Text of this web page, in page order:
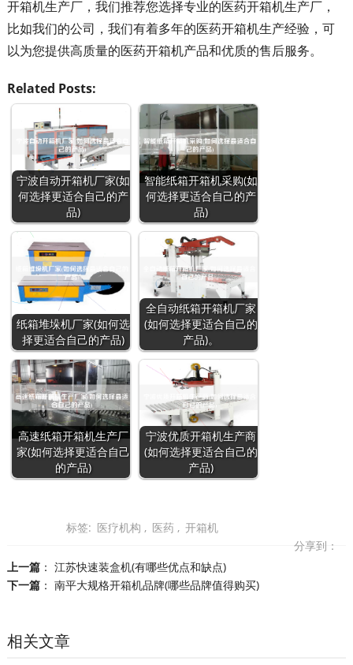
开箱机生产厂，我们推荐您选择专业的医药开箱机生产厂，
比如我们的公司，我们有着多年的医药开箱机生产经验，可
以为您提供高质量的医药开箱机产品和优质的售后服务。
Related Posts:
宁波自动开箱机厂家(如
何选择更适合自己的产
品)
智能纸箱开箱机采购(如
何选择更适合自己的产
品)
纸箱堆垛机厂家(如何选
择更适合自己的产品)
全自动纸箱开箱机厂家
(如何选择更适合自己的
产品)。
高速纸箱开箱机生产厂
家(如何选择更适合自己
的产品)
宁波优质开箱机生产商
(如何选择更适合自己的
产品)
标签: 医疗机构 , 医药 , 开箱机
分享到：
上一篇： 江苏快速装盒机(有哪些优点和缺点)
下一篇： 南平大规格开箱机品牌(哪些品牌值得购买)
相关文章